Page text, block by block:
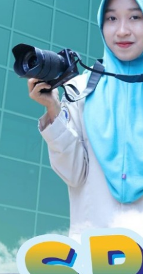
02/08/2024 09:31 -